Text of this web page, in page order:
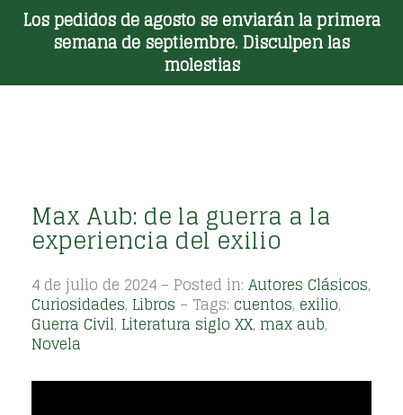
Los pedidos de agosto se enviarán la primera
semana de septiembre. Disculpen las
molestias
Toggle Menu
Max Aub: de la guerra a la
experiencia del exilio
4 de julio de 2024 – Posted in: Autores Clásicos,
Curiosidades, Libros – Tags: cuentos, exilio,
Guerra Civil, Literatura siglo XX, max aub,
Novela